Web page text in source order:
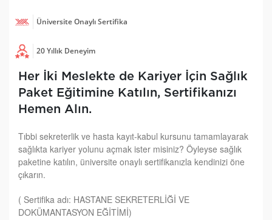
20 Yıllık Deneyim
Üniversite Onaylı Sertifika
Her İki Meslekte de Kariyer İçin Sağlık
Paket Eğitimine Katılın, Sertifikanızı
Hemen Alın.
Tıbbi sekreterlik ve hasta kayıt-kabul kursunu tamamlayarak
sağlıkta kariyer yolunu açmak ister misiniz? Öyleyse sağlık
paketine katılın, üniversite onaylı sertifikanızla kendinizi öne
çıkarın.
( Sertifika adı: HASTANE SEKRETERLİĞİ VE
DOKÜMANTASYON EĞİTİMİ)